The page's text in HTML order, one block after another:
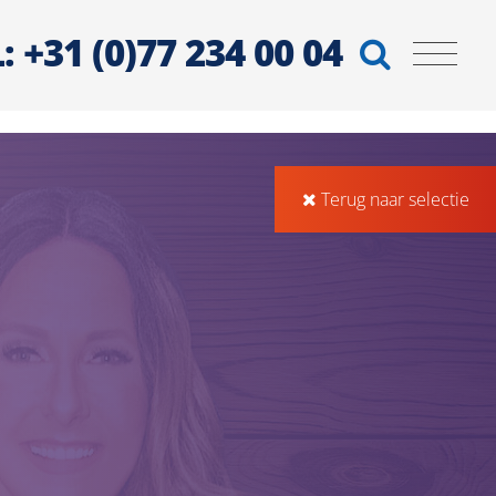
+31 (0)77 234 00 04
Terug naar selectie